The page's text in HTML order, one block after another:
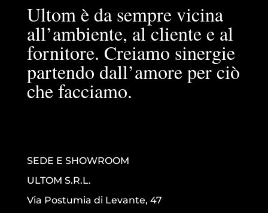
Ultom è da sempre vicina
all’ambiente, al cliente e al
fornitore. Creiamo sinergie
partendo dall’amore per ciò
che facciamo.
SEDE E SHOWROOM
ULTOM S.R.L.
Via Postumia di Levante, 47